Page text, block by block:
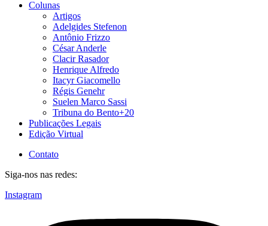
Colunas
Artigos
Adelgides Stefenon
Antônio Frizzo
César Anderle
Clacir Rasador
Henrique Alfredo
Itacyr Giacomello
Régis Genehr
Suelen Marco Sassi
Tribuna do Bento+20
Publicações Legais
Edição Virtual
Contato
Siga-nos nas redes:
Instagram